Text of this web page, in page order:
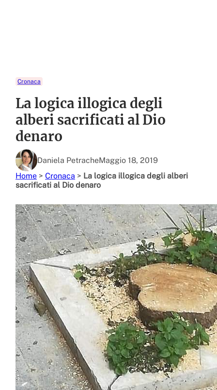
Cronaca
La logica illogica degli
alberi sacrificati al Dio
denaro
Daniela PetracheMaggio 18, 2019
Home > Cronaca > La logica illogica degli alberi
sacrificati al Dio denaro